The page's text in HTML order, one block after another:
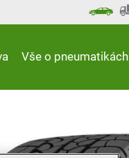
Vše o pneumatikách